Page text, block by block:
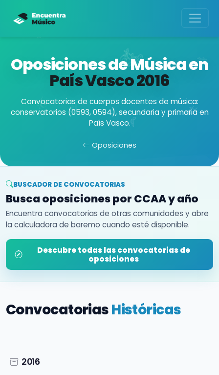
Oposiciones de Música en
País Vasco2016
Convocatorias de cuerpos docentes de música:
conservatorios (0593, 0594), secundaria y primaria en
País Vasco.
Oposiciones
BUSCADOR DE CONVOCATORIAS
Busca oposiciones por CCAA y año
Encuentra convocatorias de otras comunidades y abre
la calculadora de baremo cuando esté disponible.
Descubre todas las convocatorias de
oposiciones
ConvocatoriasHistóricas
2016